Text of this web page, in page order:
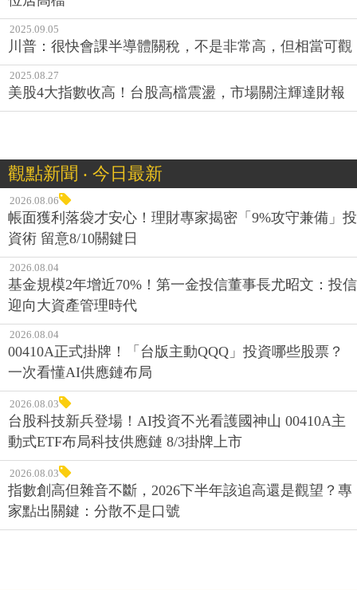
2025.09.05
川普：很快會課半導體關稅，不是非常高，但相當可觀
2025.08.27
美股4大指數收高！台股高檔震盪，市場關注輝達財報
觀點新聞 ‧ 今日最新
2026.08.06
帳面獲利落袋才安心！理財專家揭密「9%攻守兼備」投
資術 留意8/10關鍵日
2026.08.04
基金規模2年增近70%！第一金投信董事長尤昭文：投信
迎向大資產管理時代
2026.08.04
00410A正式掛牌！「台版主動QQQ」投資哪些股票？
一次看懂AI供應鏈布局
2026.08.03
台股科技新兵登場！AI投資不光看護國神山 00410A主
動式ETF布局科技供應鏈 8/3掛牌上市
2026.08.03
指數創高但雜音不斷，2026下半年該追高還是觀望？專
家點出關鍵：分散不是口號